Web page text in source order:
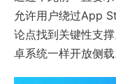
允许用户绕过App
论点找到关键性支
卓系统一样开放侧载